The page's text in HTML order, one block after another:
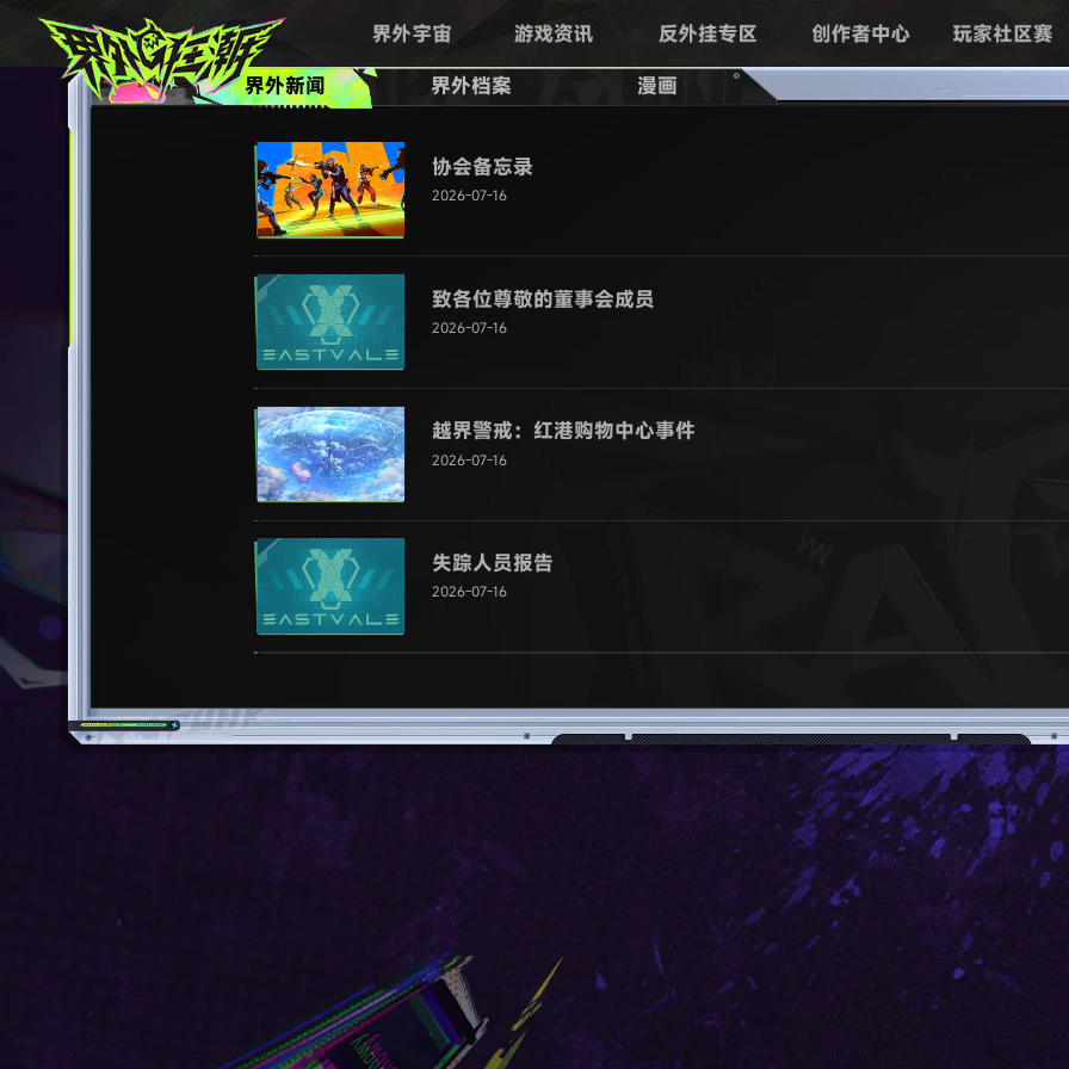
界外新闻 界外档案 漫画
协会备忘录
2026-07-16
致各位尊敬的董事会成员
2026-07-16
越界警戒：红港购物中心事件
2026-07-16
失踪人员报告
2026-07-16
2026-07-16